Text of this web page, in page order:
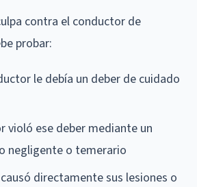
contra el conductor de
probar:
le debía un deber de cuidado
violó ese deber mediante un
negligente o temerario
directamente sus lesiones o